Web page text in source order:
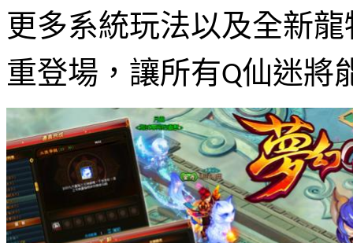
更多系統玩法以及全新
重登場，讓所有Q仙迷將